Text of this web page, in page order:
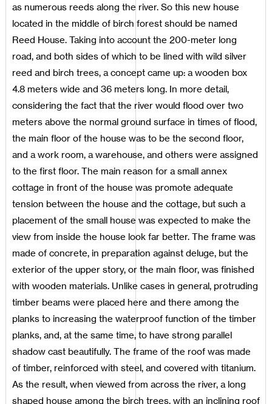
as numerous reeds along the river. So this new house
located in the middle of birch forest should be named
Reed House. Taking into account the 200-meter long
road, and both sides of which to be lined with wild silver
reed and birch trees, a concept came up: a wooden box
4.8 meters wide and 36 meters long. In more detail,
considering the fact that the river would flood over two
meters above the normal ground surface in times of flood,
the main floor of the house was to be the second floor,
and a work room, a warehouse, and others were assigned
to the first floor. The main reason for a small annex
cottage in front of the house was promote adequate
tension between the house and the cottage, but such a
placement of the small house was expected to make the
view from inside the house look far better. The frame was
made of concrete, in preparation against deluge, but the
exterior of the upper story, or the main floor, was finished
with wooden materials. Unlike cases in general, protruding
timber beams were placed here and there among the
planks to increasing the waterproof function of the timber
planks, and, at the same time, to have strong parallel
shadow cast beautifully. The frame of the roof was made
of timber, reinforced with steel, and covered with titanium.
As the result, when viewed from across the river, a long
shaped house among the birch trees, with an inclining roof